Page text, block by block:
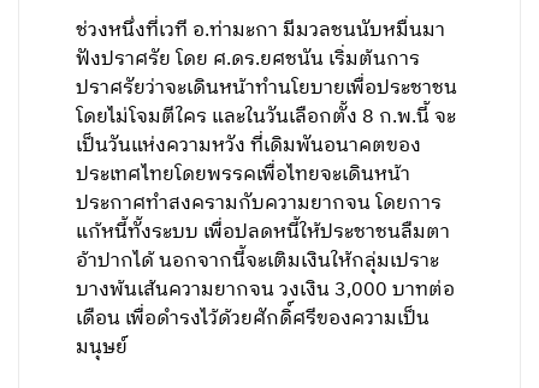
ช่วงหนึ่งที่เวที อ.ท่ามะกา มีมวลชนนับหมื่นมา
ฟังปราศรัย โดย ศ.ดร.ยศชนัน เริ่มต้นการ
ปราศรัยว่าจะเดินหน้าทำนโยบายเพื่อประชาชน
โดยไม่โจมตีใคร และในวันเลือกตั้ง 8 ก.พ.นี้ จะ
เป็นวันแห่งความหวัง ที่เดิมพันอนาคตของ
ประเทศไทยโดยพรรคเพื่อไทยจะเดินหน้า
ประกาศทำสงครามกับความยากจน โดยการ
แก้หนี้ทั้งระบบ เพื่อปลดหนี้ให้ประชาชนลืมตา
อ้าปากได้ นอกจากนี้จะเติมเงินให้กลุ่มเปราะ
บางพ้นเส้นความยากจน วงเงิน 3,000 บาทต่อ
เดือน เพื่อดำรงไว้ด้วยศักดิ์ศรีของความเป็น
มนุษย์